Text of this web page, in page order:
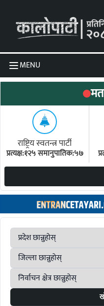
MENU
राष्ट्रिय स्वतन्त्र पार्टी
प्रत्यक्ष:१२५ समानुपातिक:५७